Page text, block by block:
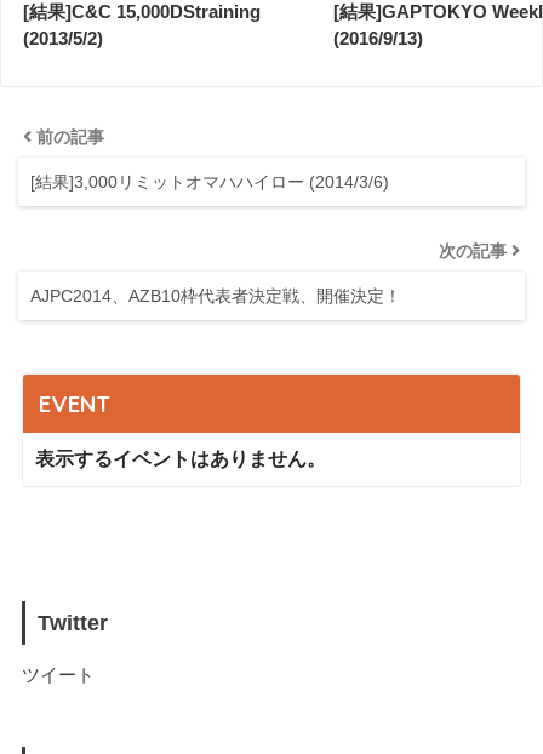
[結果]C&C 15,000DStraining
(2013/5/2)
[結果]GAPTOKYO
(2016/9/13)
前の記事
[結果]3,000リミットオマハハイロー (2014/3/6)
次の記事
AJPC2014、AZB10枠代表者決定戦、開催決定！
EVENT
表示するイベントはありません。
Twitter
ツイート